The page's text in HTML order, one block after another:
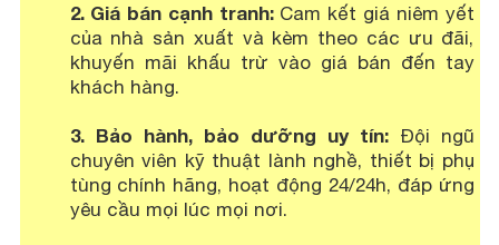
2. Giá bán cạnh tranh: Cam kết giá niêm yết
của nhà sản xuất và kèm theo các ưu đãi,
khuyến mãi khấu trừ vào giá bán đến tay
khách hàng.
3. Bảo hành, bảo dưỡng uy tín:Đội ngũ
chuyên viên kỹ thuật lành nghề, thiết bị phụ
tùng chính hãng, hoạt động 24/24h, đáp ứng
yêu cầu mọi lúc mọi nơi.